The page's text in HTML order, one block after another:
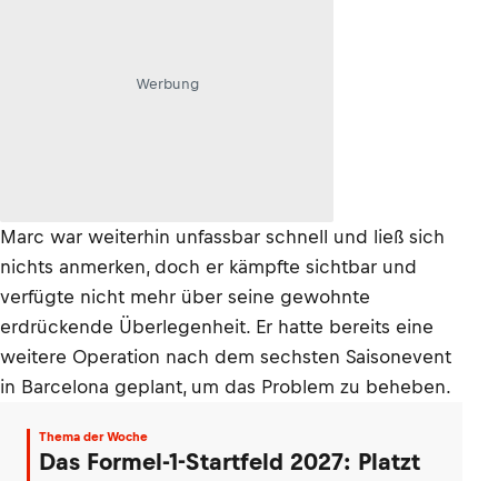
Werbung
Marc war weiterhin unfassbar schnell und ließ sich
nichts anmerken, doch er kämpfte sichtbar und
verfügte nicht mehr über seine gewohnte
erdrückende Überlegenheit. Er hatte bereits eine
weitere Operation nach dem sechsten Saisonevent
in Barcelona geplant, um das Problem zu beheben.
Thema der Woche
Das Formel-1-Startfeld 2027: Platzt